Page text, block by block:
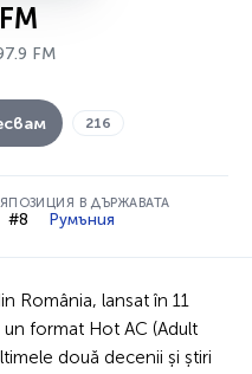
FM
216
ПОЗИЦИЯ В ДЪРЖАВАТА
#8 Румъния
România, lansat în 11
format Hot AC (Adult
două decenii și știri